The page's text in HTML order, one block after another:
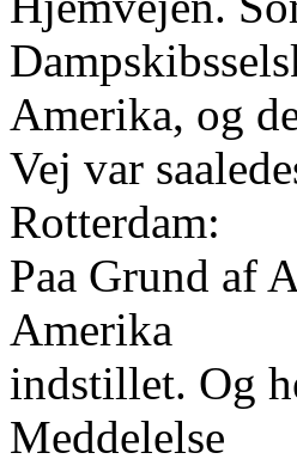
Amerika, og
Vej var
Rotterdam:
Paa Grund af
Amerika
indstillet. Og
Meddelelse